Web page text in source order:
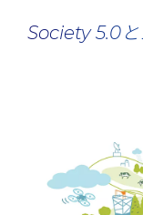
Society 5.0と